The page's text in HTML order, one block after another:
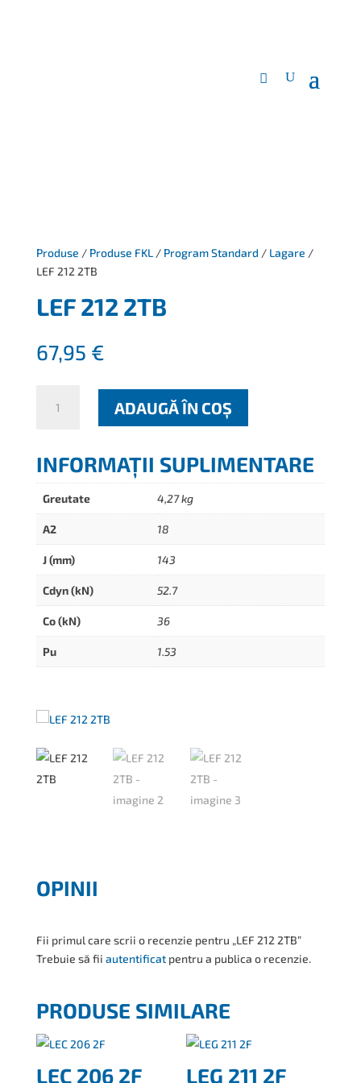
Produse / Produse FKL/ Program Standard / Lagare /
LEF 212 2TB
LEF 212 2TB
67,95 €
ADAUGĂ ÎN COȘ
INFORMAȚII SUPLIMENTARE
Greutate 4,27 kg
A2 18
J (mm) 143
Cdyn (kN) 52.7
Co (kN) 36
Pu 1.53
OPINII
Fii primul care scrii o recenzie pentru „LEF 212 2TB”
Trebuie să fii autentificatpentru a publica o recenzie.
PRODUSE SIMILARE
LEC 206 2F LEG 211 2F